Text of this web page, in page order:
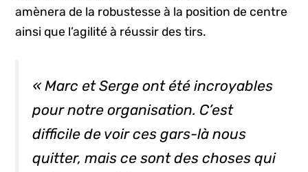
amènera de la robustesse à la position de centre
ainsi que l’agilité à réussir des tirs.
« Marc et Serge ont été incroyables
pour notre organisation. C’est
difficile de voir ces gars-là nous
quitter, mais ce sont des choses qui